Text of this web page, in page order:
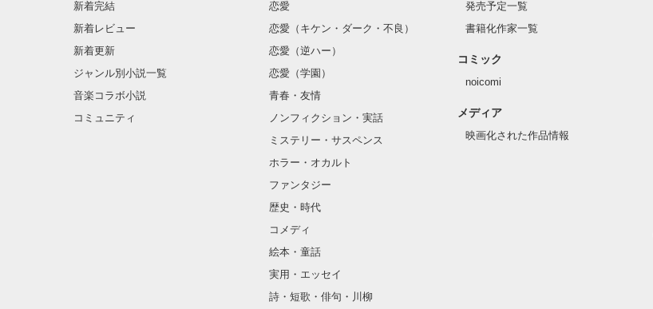
新着完結
新着レビュー
新着更新
ジャンル別小説一覧
音楽コラボ小説
コミュニティ
恋愛
恋愛（キケン・ダーク・不良）
恋愛（逆ハー）
恋愛（学園）
青春・友情
ノンフィクション・実話
ミステリー・サスペンス
ホラー・オカルト
ファンタジー
歴史・時代
コメディ
絵本・童話
実用・エッセイ
詩・短歌・俳句・川柳
発売予定一覧
書籍化作家一覧
コミック
noicomi
メディア
映画化された作品情報